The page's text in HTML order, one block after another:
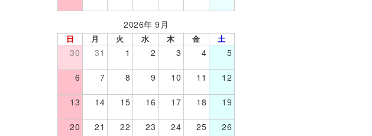
2026年 9月
日 月 火 水 木 金 土
30 31 1 2 3 4 5
6 7 8 9 10 11 12
13 14 15 16 17 18 19
20 21 22 23 24 25 26